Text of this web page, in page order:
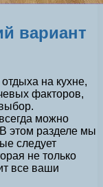
вариант
на кухне,
факторов,
можно
этом разделе мы
следует
не только
все ваши